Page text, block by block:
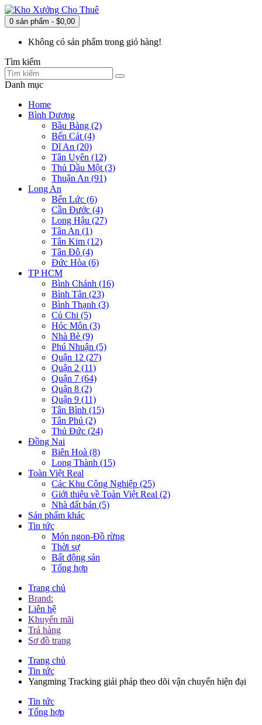
0 sản phẩm - $0,00
Không có sản phẩm trong giỏ hàng!
Tìm kiếm
Danh mục
Home
Bình Dương
Bầu Bàng (2)
Bến Cát (4)
Dĩ An (20)
Tân Uyên (12)
Thủ Dầu Một (3)
Thuận An (91)
Long An
Bến Lức (6)
Cần Đước (4)
Long Hậu (27)
Tân An (1)
Tân Kim (12)
Tân Đô (4)
Đức Hòa (6)
TP HCM
Bình Chánh (16)
Bình Tân (23)
Bình Thạnh (3)
Củ Chi (5)
Hóc Môn (3)
Nhà Bè (9)
Phú Nhuận (5)
Quận 12 (27)
Quận 2 (11)
Quận 7 (64)
Quận 8 (2)
Quận 9 (11)
Tân Bình (15)
Tân Phú (2)
Thủ Đức (24)
Đồng Nai
Biên Hoà (8)
Long Thành (15)
Toàn Việt Real
Các Khu Công Nghiệp (25)
Giới thiệu về Toàn Việt Real (2)
Nhà đất bán (5)
Sản phẩm khác
Tin tức
Món ngon-Đồ rừng
Thời sự
Bất động sản
Tổng hợp
Trang chủ
Brand:
Liên hệ
Khuyến mãi
Trả hàng
Sơ đồ trang
Trang chủ
Tin tức
Yangming Tracking giải pháp theo dõi vận chuyển hiện đại
Tin tức
Tổng hợp